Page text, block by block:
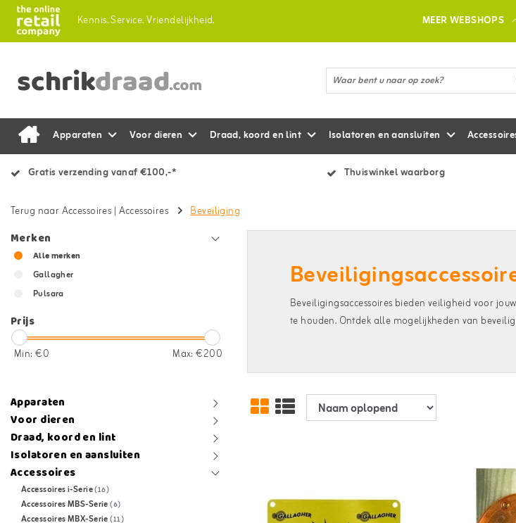
Kennis.Service.Vriendelijkheid. MEER WEBSHOPS
Apparaten Voor dieren Draad, koord en lint Isolatoren en aansluiten
Gratis verzending vanaf €100,-* Thuiswinkel waarborg
Terug naar Accessoires | Accessoires Beveiliging
Merken
Alle merken
Gallagher
Pulsara
Prijs
Min: €0 Max: €200
Apparaten
Voor dieren
Draad, koord en lint
Isolatoren en aansluiten
Accessoires
Accessoires i-Serie(16)
Accessoires MBS-Serie(6)
Accessoires MBX-Serie(11)
Beveiligingsaccessoires bieden veiligheid voor
te houden. Ontdek alle mogelijkheden van